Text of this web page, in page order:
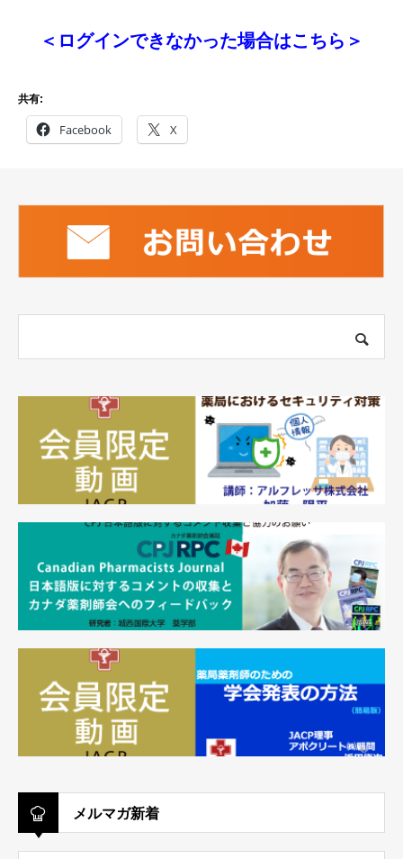
＜ログインできなかった場合はこちら＞
共有:
Facebook X
メルマガ新着